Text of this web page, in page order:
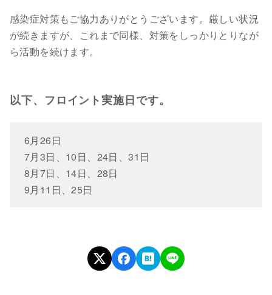
感染症対策もご協力ありがとうございます。厳しい状況
が続きますが、これまで同様、対策をしっかりとりなが
ら活動を続けます。
以下、フロイント実施日です。
6月26日
7月3日、10日、24日、31日
8月7日、14日、28日
9月11日、25日